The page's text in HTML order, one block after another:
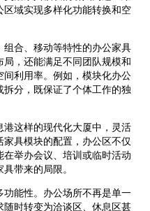
域实现多样化功能转换和空
组合、移动等特性的办公家具
，还能满足不同团队规模和
利用率。例如，模块化办公
分，既保证了个体工作的独
这样的现代化大厦中，灵活
具模块的配置，办公区不仅
举办会议、培训或临时活动
带来的局限。
能性。办公场所不再是单一
随时转变为洽谈区、休息区甚